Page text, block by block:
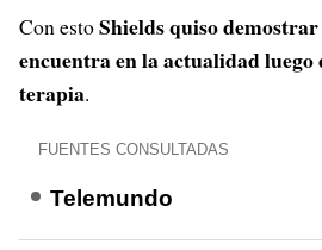
Con estoShields quiso
encuentra en la actualidad luego
terapia.
FUENTES CONSULTADAS
Telemundo